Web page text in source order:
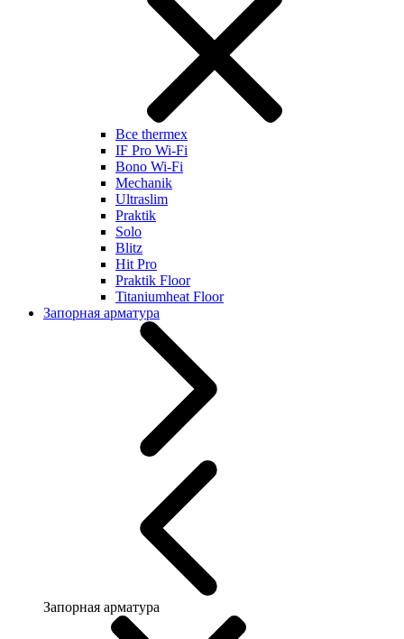
Все thermex
IF Pro Wi-Fi
Bono Wi-Fi
Mechanik
Ultraslim
Praktik
Solo
Blitz
Hit Pro
Praktik Floor
Titaniumheat Floor
Запорная арматура
Запорная арматура